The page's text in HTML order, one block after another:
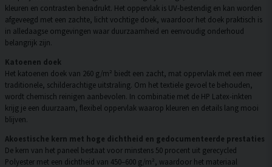
kleuren en contrasten benadrukt. Het oppervlak is UV-bestendig en kan worden
afgeveegd met een zachte, licht vochtige doek, waardoor het doek praktisch is
in alledaagse omgevingen waar duurzaamheid en eenvoudig onderhoud
belangrijk zijn.
Katoenen doek
Het katoenen doek van 260 g/m² biedt een zacht, mat oppervlak met een meer
traditionele, schilderachtige uitstraling. Om het textiele gevoel te behouden,
wordt chemisch reinigen aanbevolen. In combinatie met de HP Latex-inkten
krijg je een duurzaam, flexibel oppervlak waarop kleuren en details lang mooi
blijven.
Akoestische kern met hoge dichtheid en gedocumenteerde prestaties
De kern van het paneel bestaat voor minstens 50 procent uit gerecycled
Polyester met een dichtheid van 450–600 g/m², waardoor het materiaal